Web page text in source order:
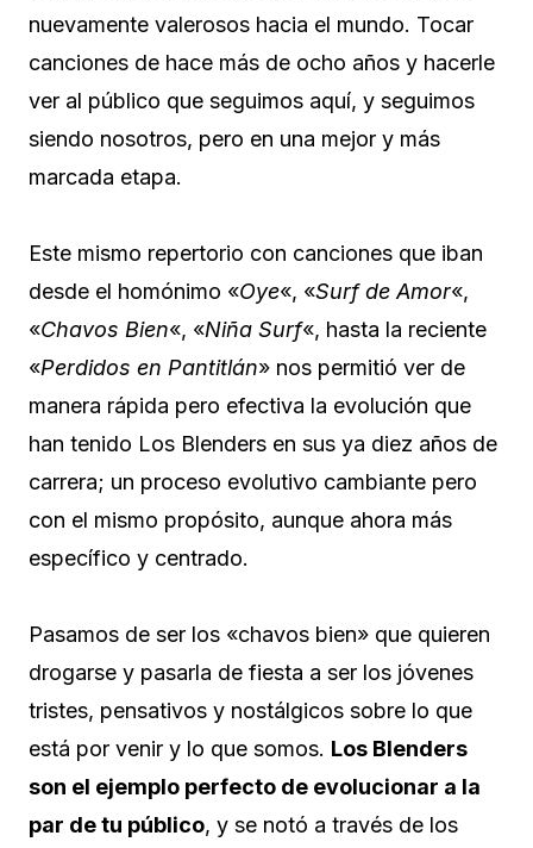
nuevamente valerosos hacia el mundo. Tocar
canciones de hace más de ocho años y hacerle
ver al público que seguimos aquí, y seguimos
siendo nosotros, pero en una mejor y más
marcada etapa.
Este mismo repertorio con canciones que iban
desde el homónimo «Oye«, «Surf de Amor«,
«Chavos Bien«, «Niña Surf«, hasta la reciente
«Perdidos en Pantitlán» nos permitió ver de
manera rápida pero efectiva la evolución que
han tenido Los Blenders en sus ya diez años de
carrera; un proceso evolutivo cambiante pero
con el mismo propósito, aunque ahora más
específico y centrado.
Pasamos de ser los «chavos bien» que quieren
drogarse y pasarla de fiesta a ser los jóvenes
tristes, pensativos y nostálgicos sobre lo que
está por venir y lo que somos. Los Blenders
son el ejemplo perfecto de evolucionar a la
par de tu público, y se notó a través de los